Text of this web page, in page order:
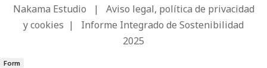
Nakama Estudio | Aviso legal, política de privacidad
y cookies | Informe Integrado de Sostenibilidad
2025
Form